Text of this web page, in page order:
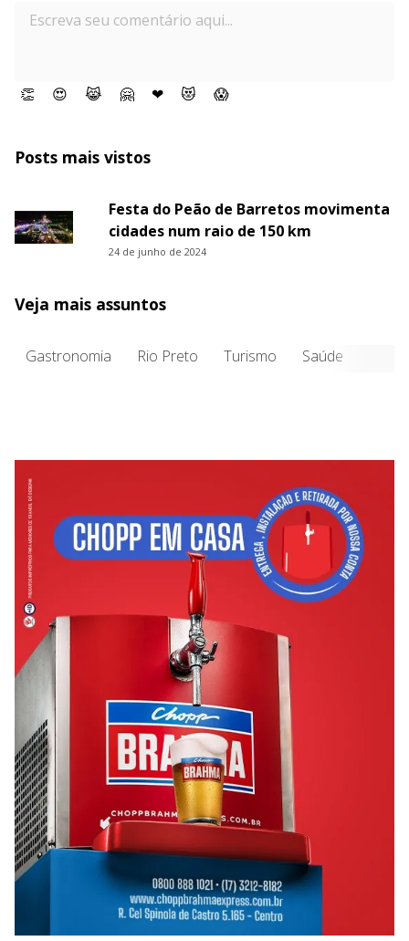
👏 😍 😹 🤗 ❤ 😻 😱
Posts mais vistos
Festa do Peão de Barretos movimenta
cidades num raio de 150 km
24 de junho de 2024
Veja mais assuntos
Gastronomia Rio Preto Turismo Saúde